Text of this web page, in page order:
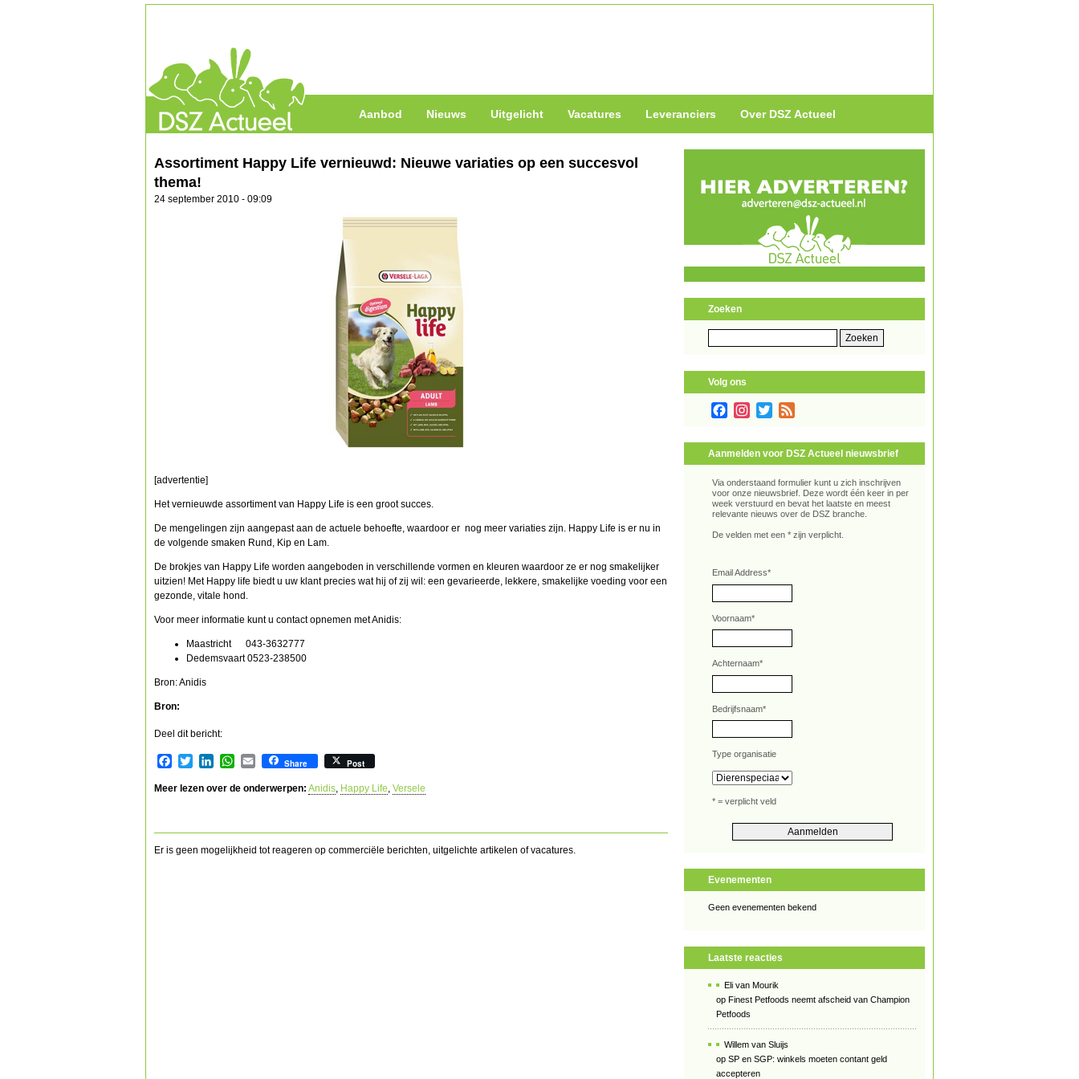
Aanbod Nieuws Uitgelicht Vacatures Leveranciers Over DSZ Actueel
Assortiment Happy Life vernieuwd: Nieuwe variaties op een succesvol
thema!
24 september 2010 - 09:09
[advertentie]
Het vernieuwde assortiment van Happy Life is een groot succes.
De mengelingen zijn aangepast aan de actuele behoefte, waardoor er nog meer variaties zijn. Happy Life is er nu in
de volgende smaken Rund, Kip en Lam.
De brokjes van Happy Life worden aangeboden in verschillende vormen en kleuren waardoor ze er nog smakelijker
uitzien! Met Happy life biedt u uw klant precies wat hij of zij wil: een gevarieerde, lekkere, smakelijke voeding voor een
gezonde, vitale hond.
Voor meer informatie kunt u contact opnemen met Anidis:
Maastricht 043-3632777
Dedemsvaart 0523-238500
Bron: Anidis
Bron:
Deel dit bericht:
Facebook
TwitterLinkedInWhatsApp
EmailShare Post
Meer lezen over de onderwerpen: Anidis, Happy Life, Versele
Er is geen mogelijkheid tot reageren op commerciële berichten, uitgelichte artikelen of vacatures.
Zoeken
naar:
Volg ons
FacebookInstagram
Twitter
Aanmelden voor DSZ Actueel nieuwsbrief
Via onderstaand formulier kunt u zich inschrijven
voor onze nieuwsbrief. Deze wordt één keer in per
week verstuurd en bevat het laatste en meest
relevante nieuws over de DSZ branche.
De velden met een * zijn verplicht.
Email Address*
Voornaam*
Achternaam*
Bedrijfsnaam*
Type organisatie
* = verplicht veld
Evenementen
Geen evenementen bekend
Laatste reacties
Eli van Mourik
op Finest Petfoods neemt afscheid van Champion
Petfoods
Willem van Sluijs
op SP en SGP: winkels moeten contant geld
accepteren